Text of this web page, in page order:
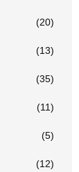
(20)
(13)
(35)
(11)
(5)
(12)